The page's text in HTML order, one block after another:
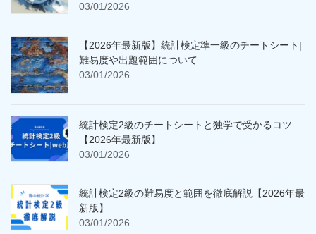
03/01/2026
【2026年最新版】統計検定準一級のチートシート|
難易度や出題範囲について
03/01/2026
統計検定2級のチートシートと独学で受かるコツ
【2026年最新版】
03/01/2026
統計検定2級の難易度と範囲を徹底解説【2026年最
新版】
03/01/2026